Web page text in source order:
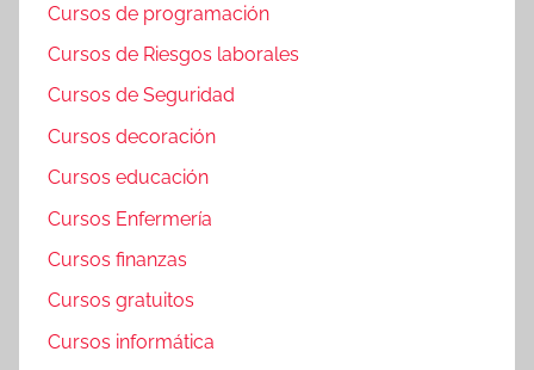
Cursos de programación
Cursos de Riesgos laborales
Cursos de Seguridad
Cursos decoración
Cursos educación
Cursos Enfermería
Cursos finanzas
Cursos gratuitos
Cursos informática